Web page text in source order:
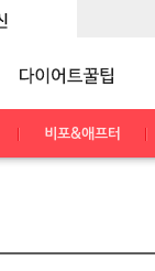
비포&애프터